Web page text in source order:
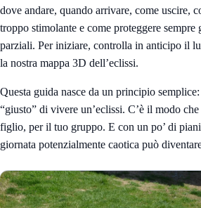
dove andare, quando arrivare, come uscire,
troppo stimolante e come proteggere
parziali. Per iniziare, controlla in anticipo il
la nostra mappa 3D dell’eclissi.
Questa guida nasce da un principio
“giusto” di vivere un’eclissi. C’è il modo
figlio, per il tuo gruppo. E con un po’ di
giornata potenzialmente caotica può